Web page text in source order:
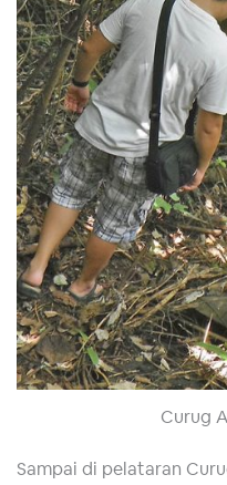
Curug
Sampai di pelataran